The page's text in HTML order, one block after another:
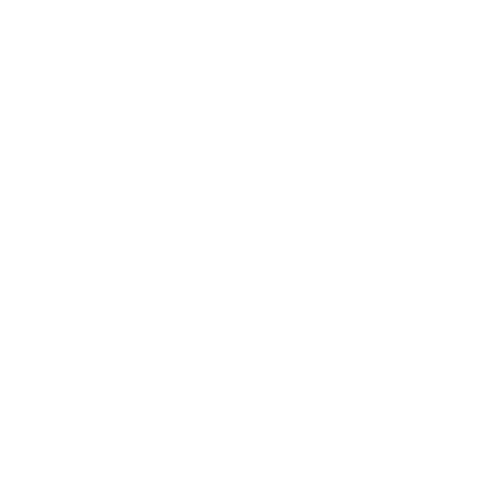
解できます。
要の供給の状況に関する洞察、テクノロジーライセンスの付